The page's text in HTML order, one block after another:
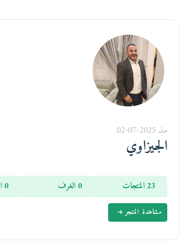
منذ 2025-07-02
الجيزاوي
23 المنتجات 0 الغرف 0 المزادات
مشاهدة المتجر